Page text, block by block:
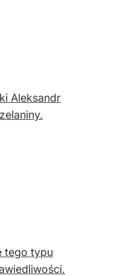
Aleksandr
tego typu